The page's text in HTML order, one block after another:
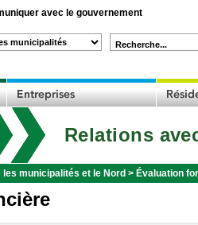
avec le gouvernement
Recherche...
Relations
les municipalités et le Nord > Évaluation